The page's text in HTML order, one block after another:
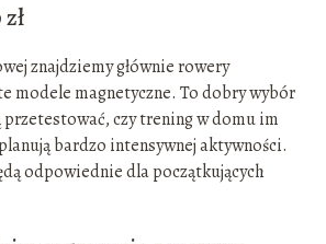
znajdziemy głównie rowery
modele magnetyczne. To dobry wybór
czy trening w domu im
bardzo intensywnej aktywności.
odpowiednie dla początkujących